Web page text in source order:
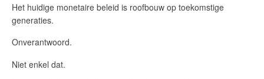
Het huidige monetaire beleid is roofbouw op toekomstige
generaties.
Onverantwoord.
Niet enkel dat.